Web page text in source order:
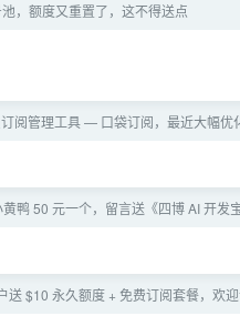
，额度又重置了，这不得送点
阅管理工具 — 口袋订阅，最近大幅优
鸭 50 元一个，留言送《四博 AI 开发
送 $10 永久额度 + 免费订阅套餐，欢